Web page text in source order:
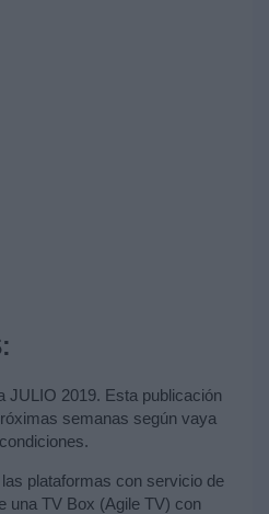
JULIO 2019. Esta publicación
semanas según vaya
plataformas con servicio de
una TV Box (Agile TV) con